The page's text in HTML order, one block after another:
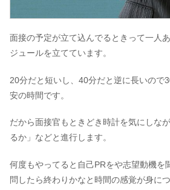
面接の予定が立て込んでるときって一人
ジュールを立てています。
20分だと短いし、40分だと逆に長いので
安の時間です。
だから面接官もときどき時計を気にしな
るか」などと進行します。
何度もやってると自己PRをや志望動機を
問したら終わりかなと時間の感覚が身につ